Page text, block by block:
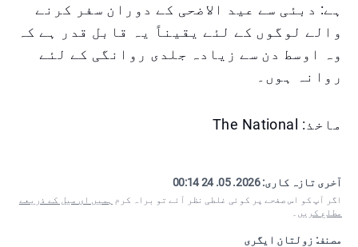
ہے: دبئی سے عید الاضحی کے دوران سفر کرنے
والے لوگوں کے لئے یقیناً یہ قابل قدر ہے کہ
وہ اوسط دن سے زیادہ جلدی روانگی کے لئے
روانہ ہوں۔
ماخذ: The National
آخری تازہ کاری:2026. 05. 24 00:14
اگر آپ کو اس صفحے پر کوئی غلطی نظر آئے تو براہ کرم ہمیں ای میل کے ذریعے
مطلع کریں ۔
مصنف: زولتان ایگری